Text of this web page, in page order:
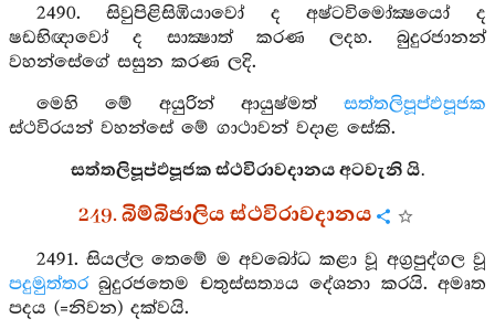
2490. සිවුපිළිසිඹියාවෝ ද අෂ්ටවිමෝක්‍ෂයෝ ද
ෂඩභිඥාවෝ ද සාක්‍ෂාත් කරණ ලදහ. බුදුරජානන්
වහන්සේගේ සසුන කරණ ලදි.
මෙහි මේ අයුරින් ආයුෂ්මත් සත්තලිපූප්ඵපූජක
ස්ථවිරයන් වහන්සේ මේ ගාථාවන් වදාළ සේකි.
සත්තලිපූප්ඵපූජක ස්ථවිරාවදානය අටවැනි යි.
249. බිම්බිජාලිය ස්ථවිරාවදානය
2491. සියල්ල තෙමේ ම අවබෝධ කළා වූ අග්‍රපුද්ගල වූ
පදුමුත්තරබුදුරජතෙම චතුස්සත්‍යය දේශනා කරයි. අමෘත
පදය (=නිවන) දක්වයි.